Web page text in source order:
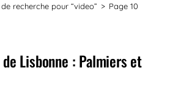
de recherche pour“video” > Page 10
Lisbonne : Palmiers et